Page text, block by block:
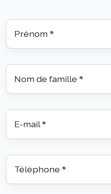
Prénom *
Nom de famille *
E-mail *
Téléphone *